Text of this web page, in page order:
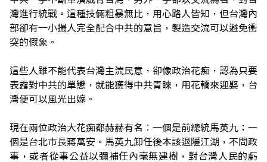
灣進行統戰。這種技倆粗暴無比，用心路人皆知，但台灣內
部卻有一小撮人完全配合中共的意旨，製造交流可以避免衝
突的假象。
這些人雖不能代表台灣主流民意，卻像政治花痴，認為只要
表露對中共的單戀，就能獲得中共青睞，用花轎來迎娶，台
灣便可以風光出嫁。
現在兩位政治大花痴都赫赫有名︰一個是前總統馬英九；一
個是台北市長蔣萬安。馬英九卸任後本該退隱江湖，不問政
事，或者從事公益以彌補任內毫無建樹，對台灣人民的虧